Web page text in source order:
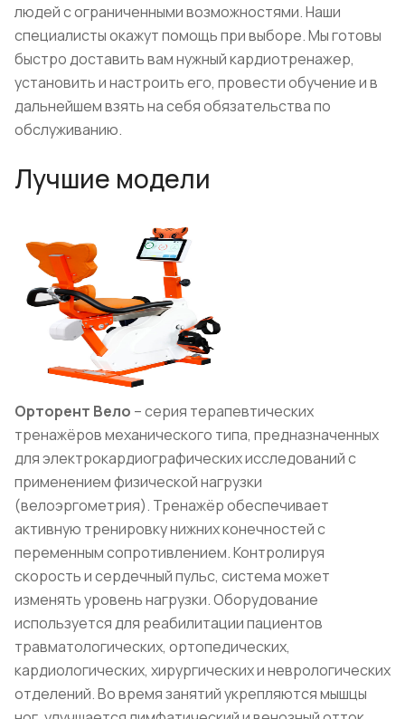
людей с ограниченными возможностями. Наши
специалисты окажут помощь при выборе. Мы готовы
быстро доставить вам нужный кардиотренажер,
установить и настроить его, провести обучение и в
дальнейшем взять на себя обязательства по
обслуживанию.
Лучшие модели
Орторент Вело – серия терапевтических
тренажёров механического типа, предназначенных
для электрокардиографических исследований с
применением физической нагрузки
(велоэргометрия). Тренажёр обеспечивает
активную тренировку нижних конечностей с
переменным сопротивлением. Контролируя
скорость и сердечный пульс, система может
изменять уровень нагрузки. Оборудование
используется для реабилитации пациентов
травматологических, ортопедических,
кардиологических, хирургических и неврологических
отделений. Во время занятий укрепляются мышцы